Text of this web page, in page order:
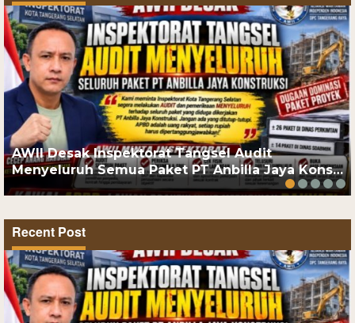
AWII Desak Inspektorat Tangsel Audit
Menyeluruh Semua Paket PT Anbilla Jaya Kons…
Recent Post